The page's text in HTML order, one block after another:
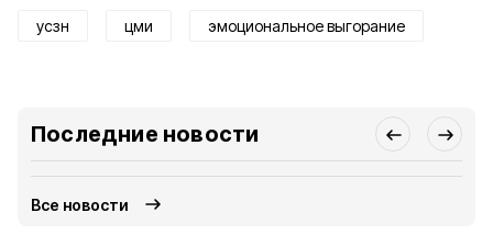
усзн цми эмоциональное выгорание
Последние новости
Все новости